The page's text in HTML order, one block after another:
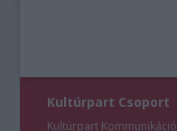
Kultúrpart Csoport
Kultúrpart Kommunikáció